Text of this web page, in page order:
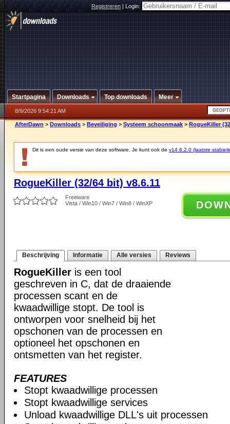
Registreren|Login:
Startpagina Downloads Top downloads Meer
8/9/2026 9:54:21 AM
AfterDawn > Downloads > Beveiliging > Systeem schoonmaak > RogueKiller
Dit is een oude versie van deze software. Je kunt ook de v14.6.2.0 (laatste
RogueKiller (32/64 bit) v8.6.11
Freeware
Vista / Win10 / Win7 / Win8 / WinXP
Beschrijving Informatie Alle versies Reviews
RogueKiller is een tool
geschreven in C, dat de draaiende
processen scant en de
kwaadwillige stopt. De tool is
ontworpen voor snelheid bij het
opschonen van de processen en
optioneel het opschonen en
ontsmetten van het register.
FEATURES
Stopt kwaadwillige processen
Stopt kwaadwillige services
Unload kwaadwillige DLL's uit processen